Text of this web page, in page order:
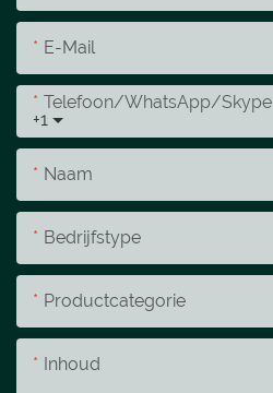
E-Mail
+1
Telefoon/WhatsApp/Skype
Naam
Bedrijfstype
Productcategorie
Inhoud